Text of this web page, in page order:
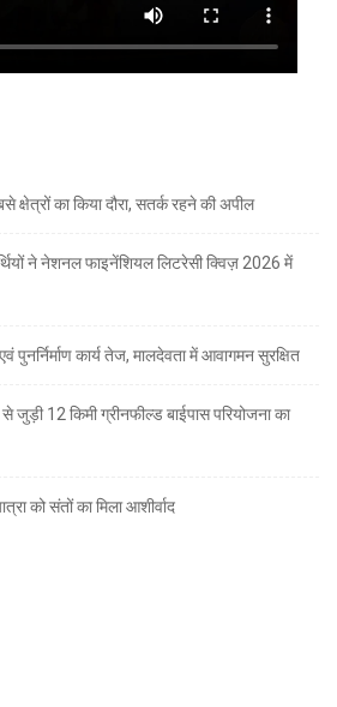
क्षेत्रों का किया दौरा, सतर्क रहने की अपील
ने नेशनल फाइनेंशियल लिटरेसी क्विज़ 2026 में
पुनर्निर्माण कार्य तेज, मालदेवता में आवागमन सुरक्षित
जुड़ी 12 किमी ग्रीनफील्ड बाईपास परियोजना का
को संतों का मिला आशीर्वाद